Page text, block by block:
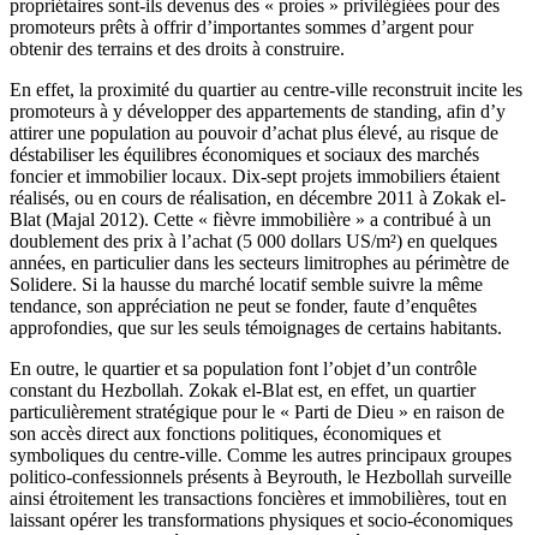
propriétaires sont-ils devenus des « proies » privilégiées pour des
promoteurs prêts à offrir d’importantes sommes d’argent pour
obtenir des terrains et des droits à construire.
En effet, la proximité du quartier au centre-ville reconstruit incite les
promoteurs à y développer des appartements de standing, afin d’y
attirer une population au pouvoir d’achat plus élevé, au risque de
déstabiliser les équilibres économiques et sociaux des marchés
foncier et immobilier locaux. Dix-sept projets immobiliers étaient
réalisés, ou en cours de réalisation, en décembre 2011 à Zokak el-
Blat (Majal 2012). Cette « fièvre immobilière » a contribué à un
doublement des prix à l’achat (5 000 dollars US/m²) en quelques
années, en particulier dans les secteurs limitrophes au périmètre de
Solidere. Si la hausse du marché locatif semble suivre la même
tendance, son appréciation ne peut se fonder, faute d’enquêtes
approfondies, que sur les seuls témoignages de certains habitants.
En outre, le quartier et sa population font l’objet d’un contrôle
constant du Hezbollah. Zokak el-Blat est, en effet, un quartier
particulièrement stratégique pour le « Parti de Dieu » en raison de
son accès direct aux fonctions politiques, économiques et
symboliques du centre-ville. Comme les autres principaux groupes
politico-confessionnels présents à Beyrouth, le Hezbollah surveille
ainsi étroitement les transactions foncières et immobilières, tout en
laissant opérer les transformations physiques et socio-économiques